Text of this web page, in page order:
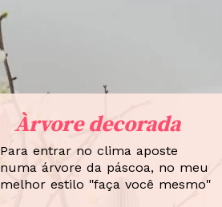
Para entrar no clima aposte
numa árvore da páscoa, no meu
melhor estilo "faça você mesmo"
Àrvore decorada